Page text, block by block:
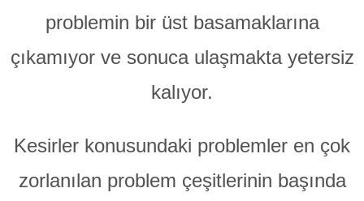
problemin bir üst basamaklarına
çıkamıyor ve sonuca ulaşmakta yetersiz
kalıyor.
Kesirler konusundaki problemler en çok
zorlanılan problem çeşitlerinin başında